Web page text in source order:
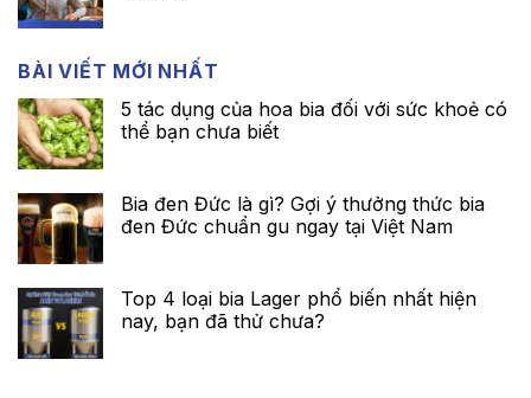
BÀI VIẾT MỚI NHẤT
5 tác dụng của hoa bia đối với sức khoẻ có
thể bạn chưa biết
Bia đen Đức là gì? Gợi ý thưởng thức bia
đen Đức chuẩn gu ngay tại Việt Nam
Top 4 loại bia Lager phổ biến nhất hiện
nay, bạn đã thử chưa?